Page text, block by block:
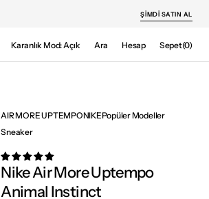
ŞIMDI SATIN AL
Karanlık Mod: Açık Ara Hesap Sepet
Sepet(0)
0
AIR MORE UPTEMPONIKEPopüler Modeller
Sneaker
Nike Air More Uptempo
Animal Instinct